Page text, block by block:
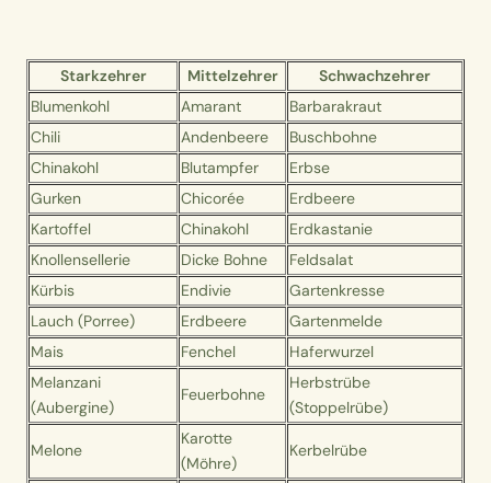
Starkzehrer Mittelzehrer
Schwachzehrer
Blumenkohl
Amarant
Barbarakraut
Chili
Andenbeere
Buschbohne
Chinakohl
Blutampfer
Erbse
Gurken
Chicorée
Erdbeere
Kartoffel
Chinakohl
Erdkastanie
Knollensellerie
Dicke Bohne
Feldsalat
Kürbis
Endivie
Gartenkresse
Lauch (Porree)
Erdbeere
Gartenmelde
Mais
Fenchel
Haferwurzel
Melanzani
(Aubergine)
Feuerbohne
Herbstrübe
(Stoppelrübe)
Melone
Karotte
(Möhre)
Kerbelrübe